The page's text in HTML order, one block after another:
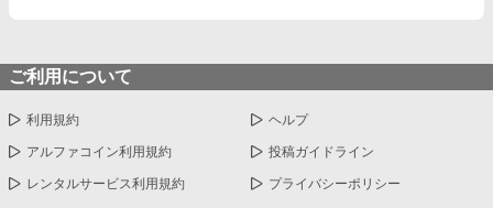
ご利用について
利用規約 ヘルプ
アルファコイン利用規約 投稿ガイドライン
レンタルサービス利用規約 プライバシーポリシー